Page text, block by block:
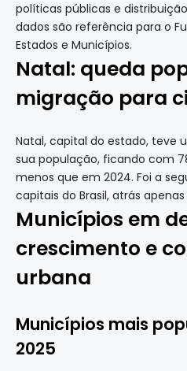
políticas públicas e
dados são referência para o
Estados e Municípios.
Natal: queda
migração para
Natal, capital do estado, teve
sua população, ficando com
menos que em 2024. Foi a
capitais do Brasil, atrás
Municípios em
crescimento e
urbana
Municípios mais
2025